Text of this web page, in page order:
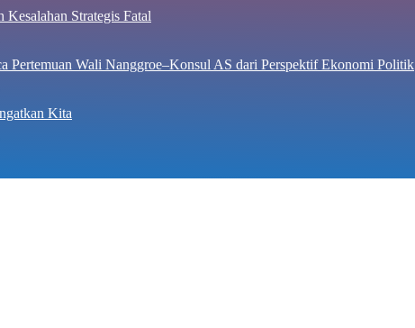
Kesalahan Strategis Fatal
Pertemuan Wali Nanggroe–Konsul AS dari Perspektif Ekonomi Politik
Kita